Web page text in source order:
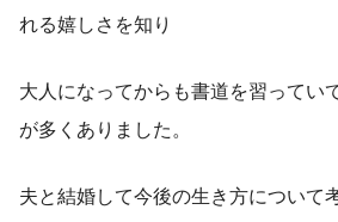
れる嬉しさを知り
大人になってからも書道を習ってい
が多くありました。
夫と結婚して今後の生き方について